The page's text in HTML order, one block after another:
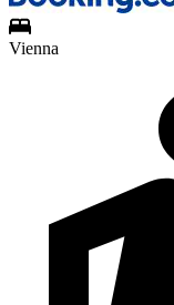
Vienna